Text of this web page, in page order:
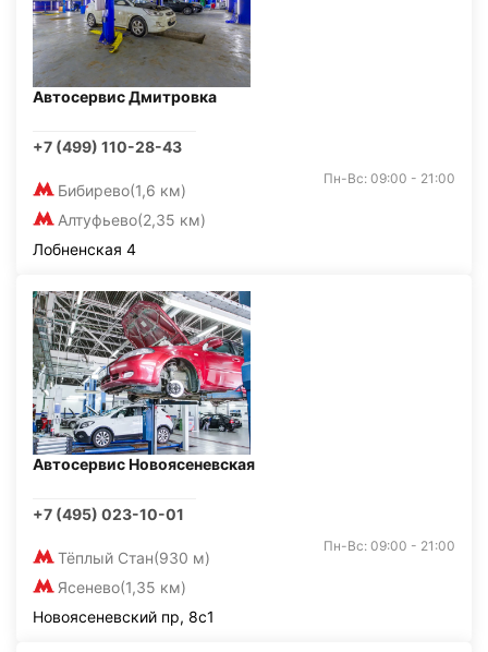
Автосервис Дмитровка
+7 (499) 110-28-43
Бибирево(1,6 км)
Алтуфьево(2,35 км)
Пн-Вс: 09:00 - 21:00
Лобненская 4
Автосервис Новоясеневская
+7 (495) 023-10-01
Тёплый Стан(930 м)
Ясенево(1,35 км)
Пн-Вс: 09:00 - 21:00
Новоясеневский пр, 8с1